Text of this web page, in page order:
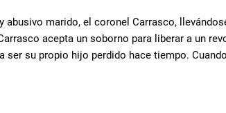
abusivo marido, el coronel Carrasco,
acepta un soborno para liberar a un
ser su propio hijo perdido hace tiempo.